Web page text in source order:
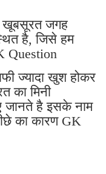
खूबसूरत जगह
है, जिसे हम
Question
ज्यादा खुश होकर
का मिनी
जानते है इसके नाम
का कारण GK